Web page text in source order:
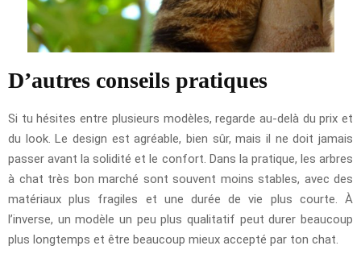
D’autres conseils pratiques
Si tu hésites entre plusieurs modèles, regarde au-delà du prix et
du look. Le design est agréable, bien sûr, mais il ne doit jamais
passer avant la solidité et le confort. Dans la pratique, les arbres
à chat très bon marché sont souvent moins stables, avec des
matériaux plus fragiles et une durée de vie plus courte. À
l’inverse, un modèle un peu plus qualitatif peut durer beaucoup
plus longtemps et être beaucoup mieux accepté par ton chat.